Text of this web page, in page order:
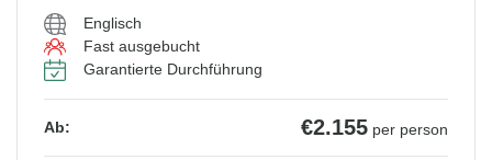
Englisch
Fast ausgebucht
Garantierte Durchführung
Ab: €2.155 per person